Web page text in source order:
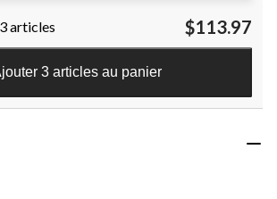
articles $113.97
3 articles au panier